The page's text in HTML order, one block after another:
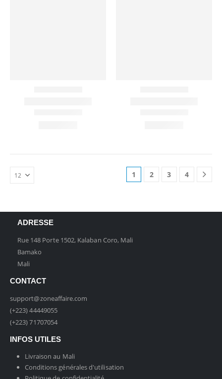
1 2 3 4
ADRESSE
Rue 148 Porte 1502, Kalaban Coro, Mali
Bamako
Mali
CONTACT
support@zoneaffaire.com
(+223) 44449055
(+223) 71707054
INFOS UTILES
Livraison au Mali
Conditions générales d'utilisation